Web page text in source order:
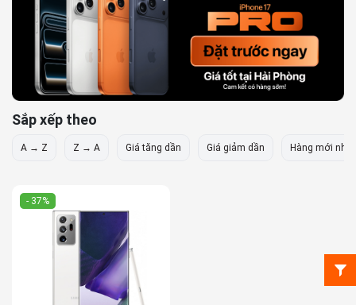
Sắp xếp theo
A → Z Z → A Giá tăng dần Giá giảm dần Hàng mới nhất
- 37%